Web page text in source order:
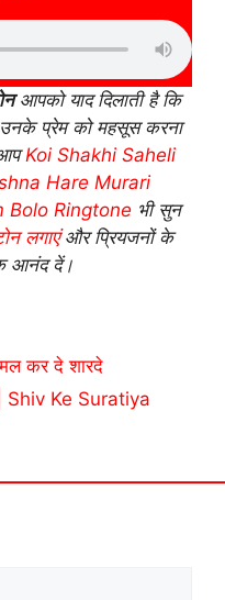
आपको याद दिलाती है कि
प्रेम को महसूस करना
Koi Shakhi Saheli
Hare Murari
Bolo Ringtone भी सुन
लगाएंऔर प्रियजनों के
आनंद दें।
कर दे शारदे
| Shiv Ke Suratiya